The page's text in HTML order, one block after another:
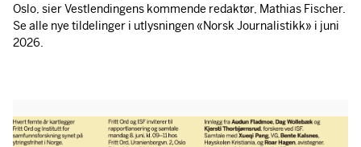
Oslo, sier Vestlendingens kommende redaktør, Mathias Fischer.
Se alle nye tildelinger i utlysningen «Norsk Journalistikk» i juni
2026.